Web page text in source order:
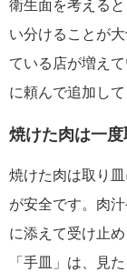
衛生面を考える
い分けることが
ている店が増え
に頼んで追加して
焼けた肉は一
焼けた肉は取り
が安全です。肉
に添えて受け止
「手皿」は、見